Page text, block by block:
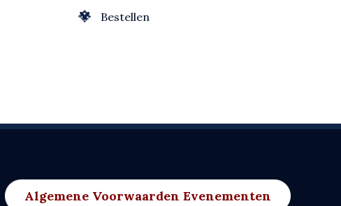
Bestellen
Algemene Voorwaarden Evenementen